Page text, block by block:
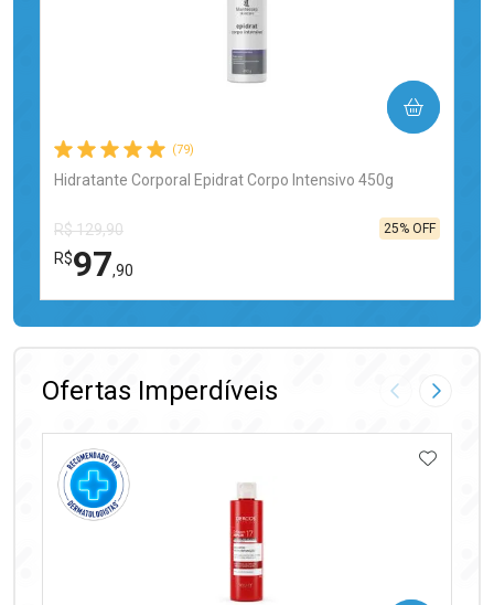
(79)
Hidratante Corporal Epidrat Corpo Intensivo 450g
R$ 129,90
R$97,90
25% OFF
COMPRAR
FECHAR
FECHAR
Ofertas Imperdíveis Imagem